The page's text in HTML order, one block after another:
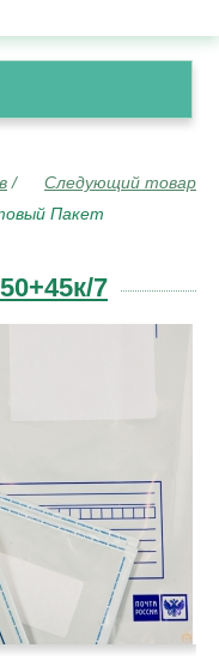
Следующий товар
/
Пакет
7